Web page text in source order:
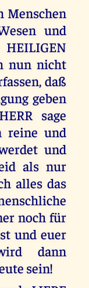
Menschen
und
nun nicht
daß
geben
sage
reine und
und
als nur
alles das
noch für
und euer
dann
sein!